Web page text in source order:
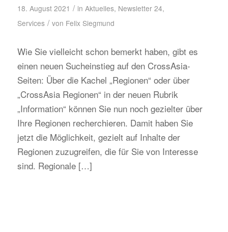
18. August 2021 / in Aktuelles, Newsletter 24,
Services / von Felix Siegmund
Wie Sie vielleicht schon bemerkt haben, gibt es
einen neuen Sucheinstieg auf den CrossAsia-
Seiten: Über die Kachel „Regionen“ oder über
„CrossAsia Regionen“ in der neuen Rubrik
„Information“ können Sie nun noch gezielter über
Ihre Regionen recherchieren. Damit haben Sie
jetzt die Möglichkeit, gezielt auf Inhalte der
Regionen zuzugreifen, die für Sie von Interesse
sind. Regionale […]